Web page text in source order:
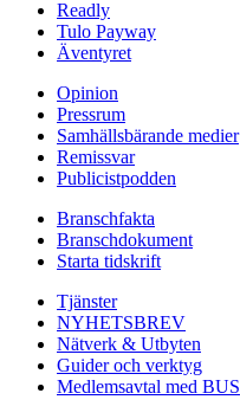
Readly
Tulo Payway
Äventyret
Opinion
Pressrum
Samhällsbärande medier
Remissvar
Publicistpodden
Branschfakta
Branschdokument
Starta tidskrift
Tjänster
NYHETSBREV
Nätverk & Utbyten
Guider och verktyg
Medlemsavtal med BUS